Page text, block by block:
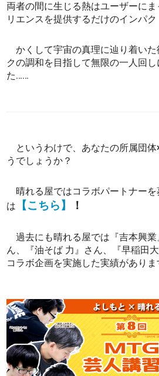
両者の間に生じる熱はユーザーに
リエンスを提供するだけのインパク
かくして宇宙の真理に辿り着いた
クの調和を目指して無限の一人回
た……
というわけで、あなたの所属団
うでしょうか？
晴れる屋ではコラボパートナーを
は
【こちら】 ！
過去にも晴れる屋では『吉本興業
ん、『油そば 力』さん、『早稲田
コラボ企画を実施した実績があり